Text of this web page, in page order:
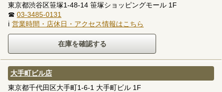
東京都渋谷区笹塚1-48-14 笹塚ショッピングモール 1F
☎ 03-3485-0131
ℹ 営業時間・店休日・アクセス情報はこちら
大手町ビル店
東京都千代田区大手町1-6-1 大手町ビル 1F